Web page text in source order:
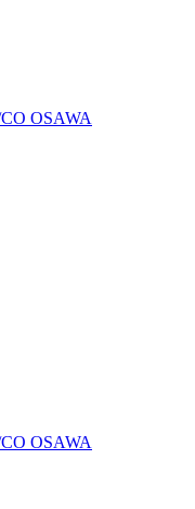
OSAWA
OSAWA